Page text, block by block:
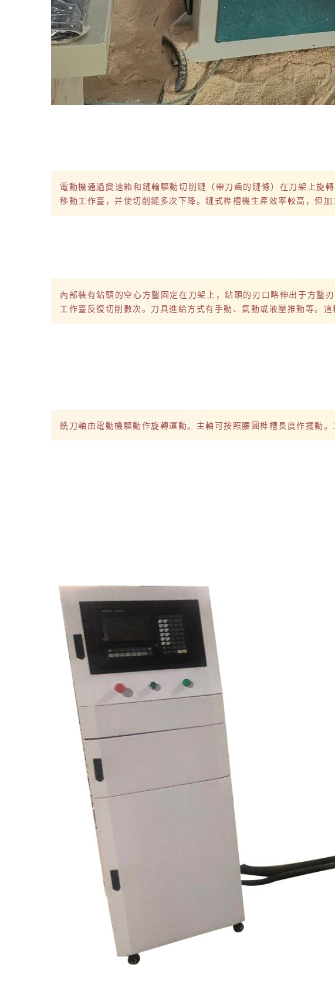
電動機通過變速箱和鏈輪驅動切削鏈（帶刀齒的鏈條）在刀架上旋
移動工作臺，并使切削鏈多次下降。鏈式榫槽機生產效率較高，但
內部裝有鉆頭的空心方鑿固定在刀架上，鉆頭的刃口略伸出于方鑿
工作臺反復切削數次。刀具進給方式有手動、氣動或液壓推動等。
銑刀軸由電動機驅動作旋轉運動。主軸可按照腰圓榫槽長度作擺動